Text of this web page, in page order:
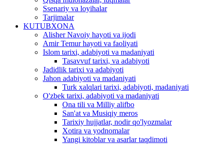
Ssenariy va loyihalar
Tarjimalar
KUTUBXONA
Alisher Navoiy hayoti va ijodi
Amir Temur hayoti va faoliyati
Islom tarixi, adabiyoti va madaniyati
Tasavvuf tarixi, va adabiyoti
Jadidlik tarixi va adabiyoti
Jahon adabiyoti va madaniyati
Turk xalqlari tarixi, adabiyoti, madaniyati
O'zbek tarixi, adabiyoti va madaniyati
Ona tili va Milliy alifbo
San'at va Musiqiy meros
Tarixiy hujjatlar, nodir qo'lyozmalar
Xotira va yodnomalar
Yangi kitoblar va asarlar taqdimoti